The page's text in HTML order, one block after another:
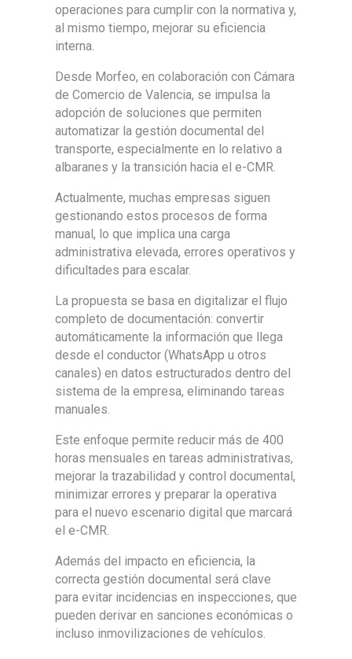
operaciones para cumplir con la normativa y,
al mismo tiempo, mejorar su eficiencia
interna.
Desde Morfeo, en colaboración con Cámara
de Comercio de Valencia, se impulsa la
adopción de soluciones que permiten
automatizar la gestión documental del
transporte, especialmente en lo relativo a
albaranes y la transición hacia el e-CMR.
Actualmente, muchas empresas siguen
gestionando estos procesos de forma
manual, lo que implica una carga
administrativa elevada, errores operativos y
dificultades para escalar.
La propuesta se basa en digitalizar el flujo
completo de documentación: convertir
automáticamente la información que llega
desde el conductor (WhatsApp u otros
canales) en datos estructurados dentro del
sistema de la empresa, eliminando tareas
manuales.
Este enfoque permite reducir más de 400
horas mensuales en tareas administrativas,
mejorar la trazabilidad y control documental,
minimizar errores y preparar la operativa
para el nuevo escenario digital que marcará
el e-CMR.
Además del impacto en eficiencia, la
correcta gestión documental será clave
para evitar incidencias en inspecciones, que
pueden derivar en sanciones económicas o
incluso inmovilizaciones de vehículos.